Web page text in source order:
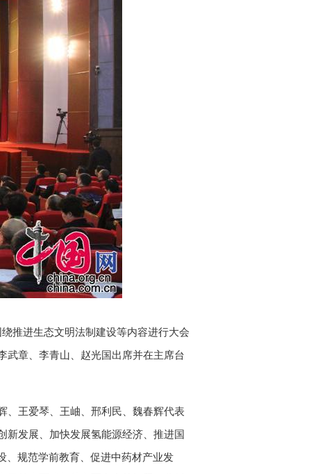
推进生态文明法制建设等内容进行大会
武章、李青山、赵光国出席并在主席台
、王爱琴、王岫、邢利民、魏春辉代表
新发展、加快发展氢能源经济、推进国
、规范学前教育、促进中药材产业发